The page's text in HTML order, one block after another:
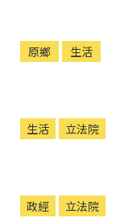
原鄉 生活
生活 立法院
政經 立法院